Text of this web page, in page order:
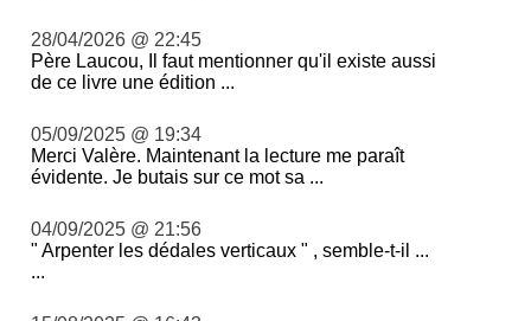
28/04/2026 @ 22:45
Père Laucou, Il faut mentionner qu'il existe aussi
de ce livre une édition ...
05/09/2025 @ 19:34
Merci Valère. Maintenant la lecture me paraît
évidente. Je butais sur ce mot sa ...
04/09/2025 @ 21:56
" Arpenter les dédales verticaux " , semble-t-il ...
...